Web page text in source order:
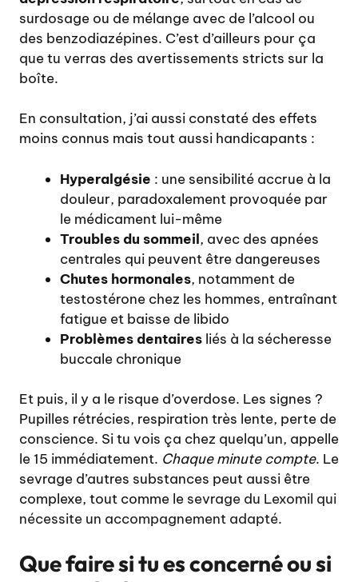
surdosage ou de mélange avec de l’alcool ou
des benzodiazépines. C’est d’ailleurs pour ça
que tu verras des avertissements stricts sur la
boîte.
En consultation, j’ai aussi constaté des effets
moins connus mais tout aussi handicapants :
Hyperalgésie : une sensibilité accrue à la
douleur, paradoxalement provoquée par
le médicament lui-même
Troubles du sommeil, avec des apnées
centrales qui peuvent être dangereuses
Chutes hormonales, notamment de
testostérone chez les hommes, entraînant
fatigue et baisse de libido
Problèmes dentaires liés à la sécheresse
buccale chronique
Et puis, il y a le risque d’overdose. Les signes ?
Pupilles rétrécies, respiration très lente, perte de
conscience. Si tu vois ça chez quelqu’un, appelle
le 15 immédiatement. Chaque minute compte. Le
sevrage d’autres substances peut aussi être
complexe, tout comme le sevrage du Lexomil qui
nécessite un accompagnement adapté.
Que faire si tu es concerné ou si